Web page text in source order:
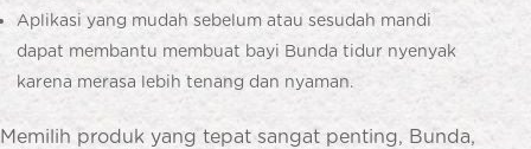
Aplikasi yang mudah sebelum atau sesudah mandi
dapat membantu membuat bayi Bunda tidur nyenyak
karena merasa lebih tenang dan nyaman.
Memilih produk yang tepat sangat penting, Bunda,